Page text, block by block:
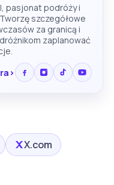
pasjonat podróży i
szczegółowe
za granicą i
zaplanować
X.com